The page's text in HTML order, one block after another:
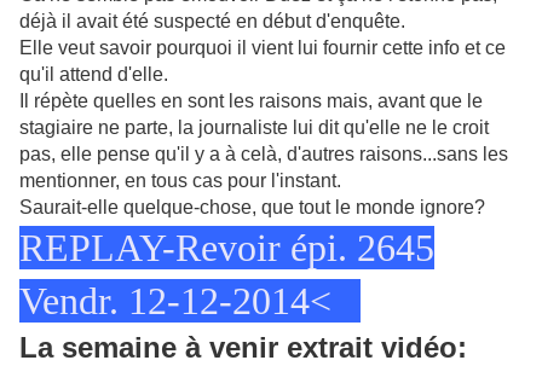
déjà il avait été suspecté en début d'enquête.
Elle veut savoir pourquoi il vient lui fournir cette info et ce
qu'il attend d'elle.
Il répète quelles en sont les raisons mais, avant que le
stagiaire ne parte, la journaliste lui dit qu'elle ne le croit
pas, elle pense qu'il y a à celà, d'autres raisons...sans les
mentionner, en tous cas pour l'instant.
Saurait-elle quelque-chose, que tout le monde ignore?
REPLAY-Revoir épi. 2645
Vendr. 12-12-2014<
La semaine à venir extrait vidéo: